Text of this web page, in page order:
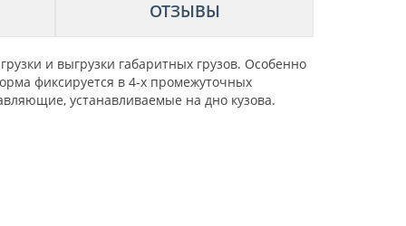
ОТЗЫВЫ
и выгрузки габаритных грузов. Особенно
фиксируется в 4-х промежуточных
устанавливаемые на дно кузова.